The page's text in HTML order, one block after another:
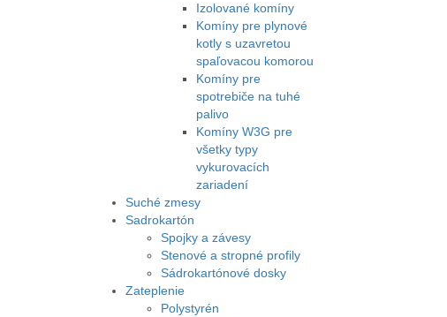
Izolované komíny
Komíny pre plynové
kotly s uzavretou
spaľovacou komorou
Komíny pre
spotrebiče na tuhé
palivo
Komíny W3G pre
všetky typy
vykurovacích
zariadení
Suché zmesy
Sadrokartón
Spojky a závesy
Stenové a stropné profily
Sádrokartónové dosky
Zateplenie
Polystyrén